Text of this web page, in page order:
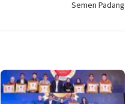
Semen Padang